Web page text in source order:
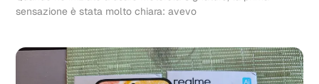
sensazione è stata molto chiara: avevo